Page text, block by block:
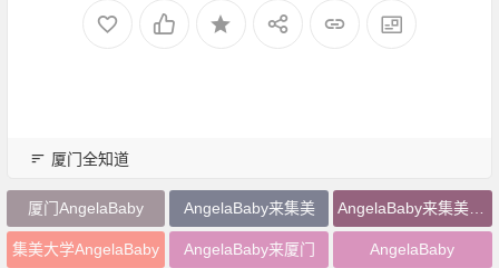
厦门全知道
厦门AngelaBaby AngelaBaby来集美
集美大学AngelaBaby AngelaBaby来厦门 AngelaBaby